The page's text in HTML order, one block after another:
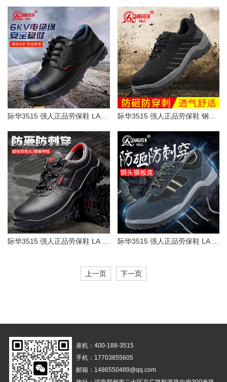
上一页 下一页
座机：400-188-3515
手机：17703855605
邮箱：1486550489@qq.com